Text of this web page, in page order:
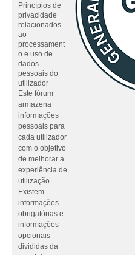
Princípios de
privacidade
relacionados
ao
processament
o e uso de
dados
pessoais do
utilizador
Este fórum
armazena
informações
pessoais para
cada utilizador
com o objetivo
de melhorar a
experiência de
utilização.
Existem
informações
obrigatórias e
informações
opcionais
divididas da